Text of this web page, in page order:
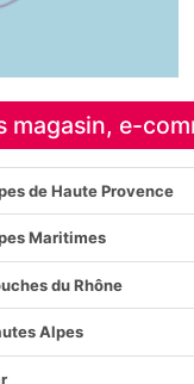
magasin, e-
de Haute Provence
Maritimes
du Rhône
Alpes